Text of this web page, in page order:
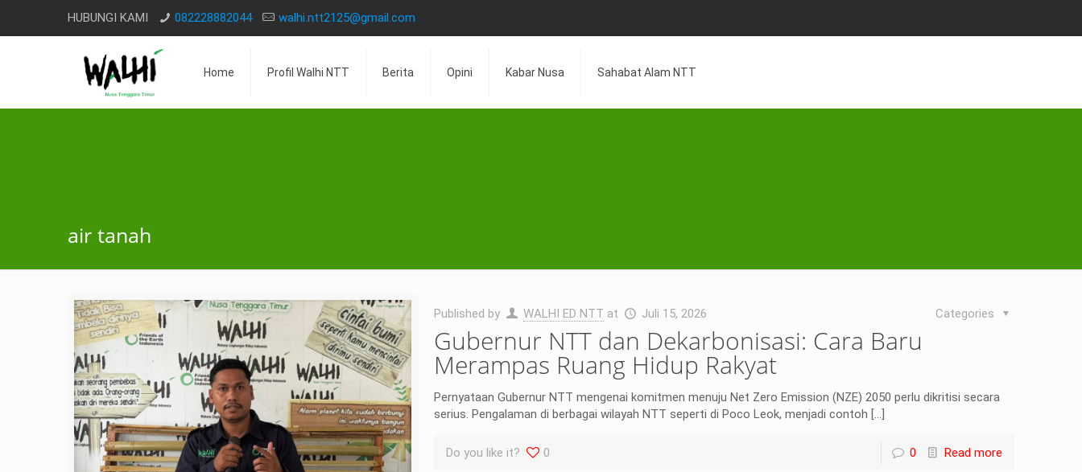
HUBUNGI KAMI 082228882044 walhi.ntt2125@gmail.com
Home Profil Walhi NTT Berita Opini Kabar Nusa Sahabat Alam NTT
air tanah
Published by WALHI ED NTT at Juli 15, 2026 Categories
Gubernur NTT dan Dekarbonisasi: Cara Baru
Merampas Ruang Hidup Rakyat
Pernyataan Gubernur NTT mengenai komitmen menuju Net Zero Emission (NZE) 2050 perlu dikritisi secara
serius. Pengalaman di berbagai wilayah NTT seperti di Poco Leok, menjadi contoh […]
Do you like it? 0 0 Read more